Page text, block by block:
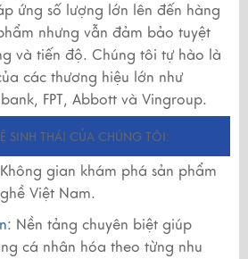
ứng số lượng lớn lên đến hàng
nhưng vẫn đảm bảo tuyệt
và tiến độ. Chúng tôi tự hào là
các thương hiệu lớn như
FPT, Abbott và Vingroup.
SINH THÁI CỦA CHÚNG TÔI:
gian khám phá sản phẩm
Việt Nam.
: Nền tảng chuyên biệt giúp
cá nhân hóa theo từng nhu